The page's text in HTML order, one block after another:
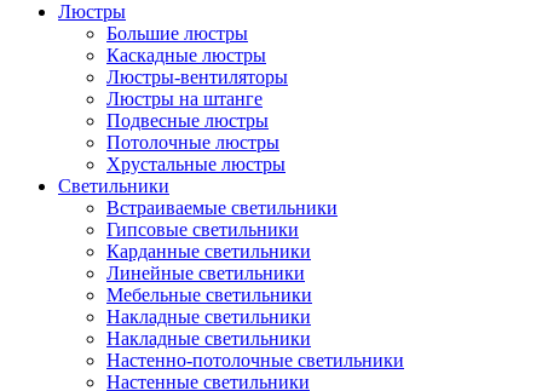
Люстры
Большие люстры
Каскадные люстры
Люстры-вентиляторы
Люстры на штанге
Подвесные люстры
Потолочные люстры
Хрустальные люстры
Светильники
Встраиваемые светильники
Гипсовые светильники
Карданные светильники
Линейные светильники
Мебельные светильники
Накладные светильники
Накладные светильники
Настенно-потолочные светильники
Настенные светильники